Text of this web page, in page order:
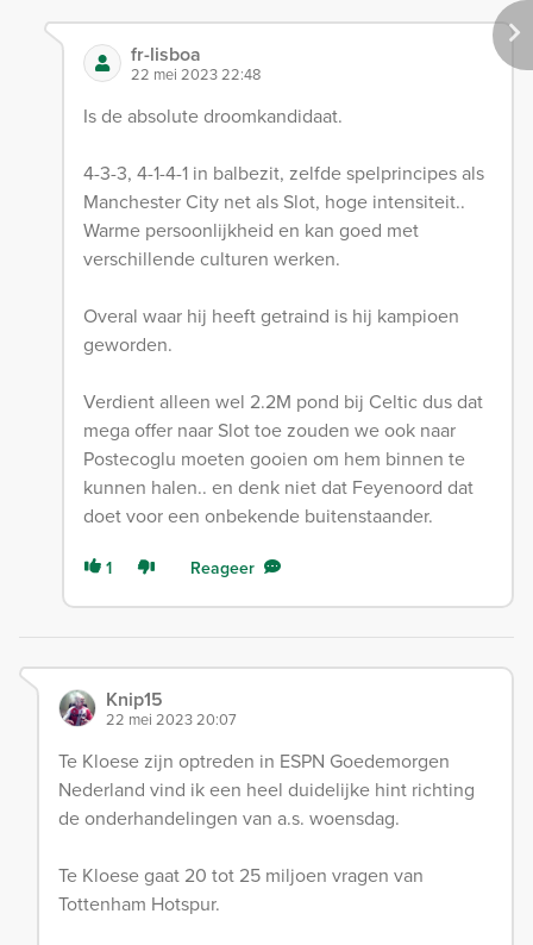
fr-lisboa
22 mei 2023 22:48
Is de absolute droomkandidaat.
4-3-3, 4-1-4-1 in balbezit, zelfde spelprincipes als
Manchester City net als Slot, hoge intensiteit..
Warme persoonlijkheid en kan goed met
verschillende culturen werken.
Overal waar hij heeft getraind is hij kampioen
geworden.
Verdient alleen wel 2.2M pond bij Celtic dus dat
mega offer naar Slot toe zouden we ook naar
Postecoglu moeten gooien om hem binnen te
kunnen halen.. en denk niet dat Feyenoord dat
doet voor een onbekende buitenstaander.
1 Reageer
Knip15
22 mei 2023 20:07
Te Kloese zijn optreden in ESPN Goedemorgen
Nederland vind ik een heel duidelijke hint richting
de onderhandelingen van a.s. woensdag.
Te Kloese gaat 20 tot 25 miljoen vragen van
Tottenham Hotspur.